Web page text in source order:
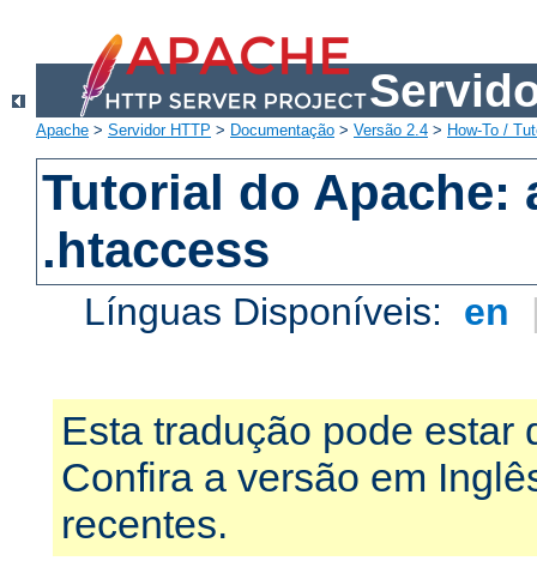
Apache > Servidor HTTP > Documentação > Versão 2.4 > How-To /
Tutorial do Apache:
.htaccess
Línguas Disponíveis: en
Esta tradução pode estar
Confira a versão em
recentes.